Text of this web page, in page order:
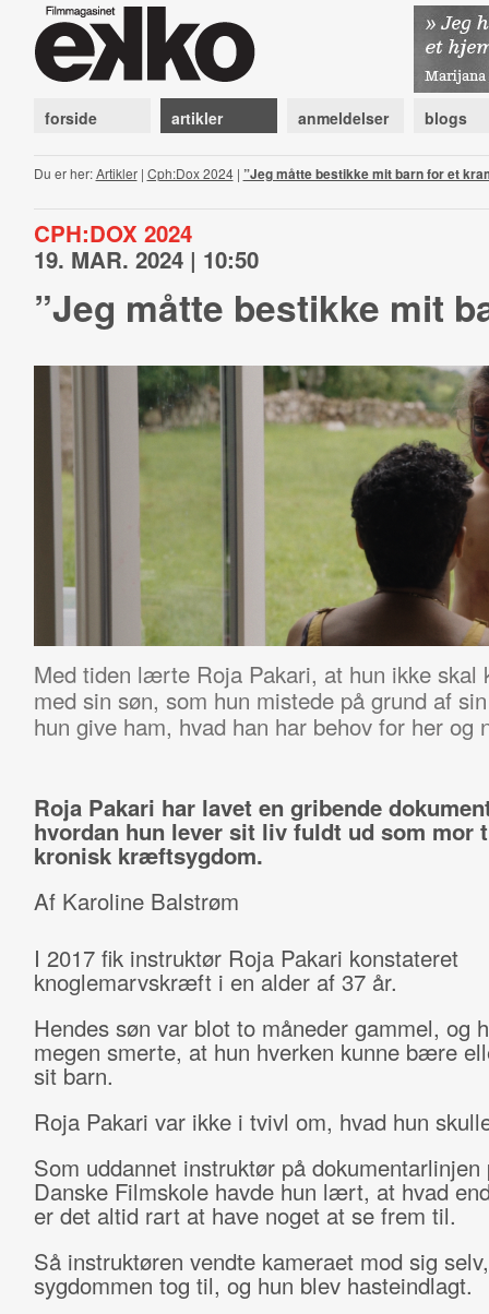
forside artikler anmeldelser blogs
Du er her:Artikler| Cph:Dox 2024| ”Jeg måtte bestikke mit barn for et
CPH:DOX 2024
19. MAR. 2024 | 10:50
”Jeg måtte bestikke mit
Med tiden lærte Roja Pakari, at hun ikke skal
med sin søn, som hun mistede på grund af
hun give ham, hvad han har behov for her og
Roja Pakari har lavet en gribende
hvordan hun lever sit liv fuldt ud som mor
kronisk kræftsygdom.
Af Karoline Balstrøm
I 2017 fik instruktør Roja Pakari konstateret
knoglemarvskræft i en alder af 37 år.
Hendes søn var blot to måneder gammel, og
megen smerte, at hun hverken kunne bære
sit barn.
Roja Pakari var ikke i tvivl om, hvad hun
Som uddannet instruktør på dokumentarlinjen
Danske Filmskole havde hun lært, at hvad
er det altid rart at have noget at se frem til.
Så instruktøren vendte kameraet mod sig
sygdommen tog til, og hun blev hasteindlagt.